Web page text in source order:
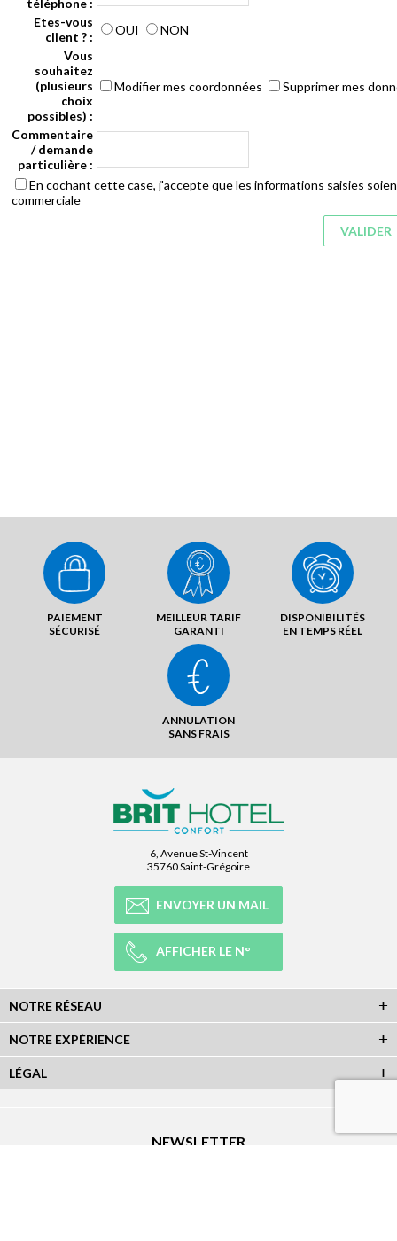
téléphone :
Etes-vous
client ? :
OUI
NON
Vous
souhaitez
(plusieurs
choix
possibles) :
Modifier mes coordonnées Supprimer mes
Commentaire
/ demande
particulière :
En cochant cette case, j'accepte que les informations saisies
commerciale
PAIEMENT
SÉCURISÉ
MEILLEUR TARIF
GARANTI
DISPONIBILITÉS
EN TEMPS RÉEL
ANNULATION
SANS FRAIS
6, Avenue St-Vincent
35760 Saint-Grégoire
ENVOYER UN MAIL
AFFICHER LE N°
NOTRE RÉSEAU
NOTRE EXPÉRIENCE
LÉGAL
NEWSLETTER